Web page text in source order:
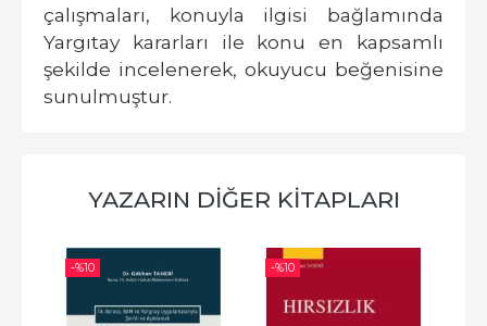
çalışmaları, konuyla ilgisi bağlamında
Yargıtay kararları ile konu en kapsamlı
şekilde incelenerek, okuyucu beğenisine
sunulmuştur.
YAZARIN DIĞER KITAPLARI
-%10 -%10